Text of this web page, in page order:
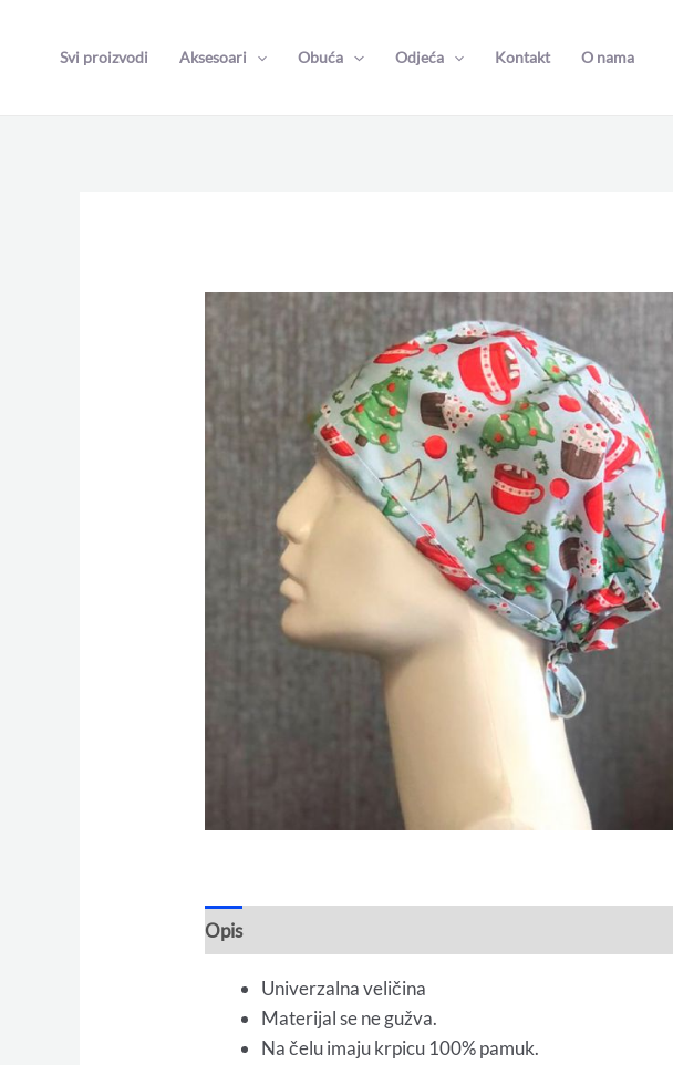
Svi proizvodi Aksesoari Obuća Odjeća Kontakt O nama
Opis
Univerzalna veličina
Materijal se ne gužva.
Na čelu imaju krpicu 100% pamuk.